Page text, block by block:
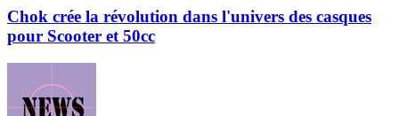
Chok crée la révolution dans l'univers des casques
pour Scooter et 50cc